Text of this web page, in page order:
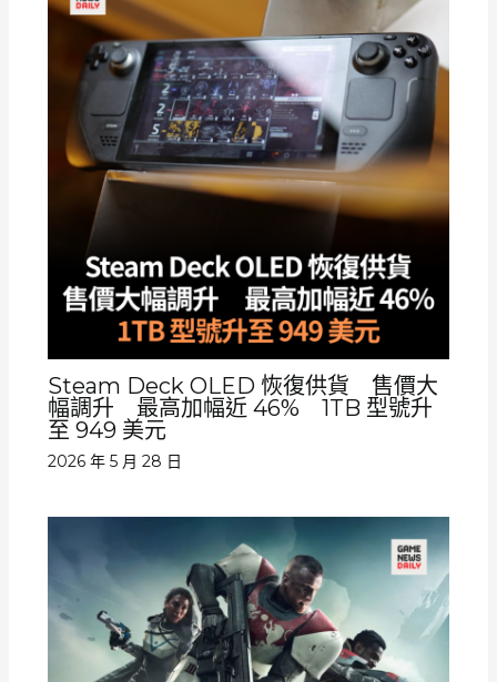
Steam Deck OLED 恢復供貨 售價大
幅調升 最高加幅近 46% 1TB 型號升
至 949 美元
2026 年 5 月 28 日